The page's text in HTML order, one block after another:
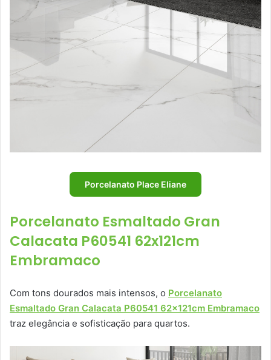
Porcelanato Place Eliane
Porcelanato Esmaltado Gran
Calacata P60541 62x121cm
Embramaco
Com tons dourados mais intensos, o Porcelanato
Esmaltado Gran Calacata P60541 62x121cm Embramaco
traz elegância e sofisticação para quartos.